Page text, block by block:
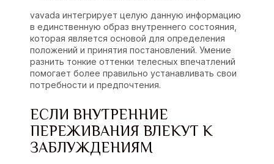
vavada интегрирует целую данную информацию
в единственную образ внутреннего состояния,
которая является основой для определения
положений и принятия постановлений. Умение
разнить тонкие оттенки телесных впечатлений
помогает более правильно устанавливать свои
потребности и предпочтения.
ЕСЛИ ВНУТРЕННИЕ
ПЕРЕЖИВАНИЯ ВЛЕКУТ К
ЗАБЛУЖДЕНИЯМ